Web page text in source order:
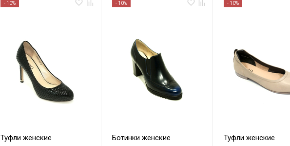
- 10%
Туфли женские
- 10%
Ботинки женские
- 10%
Туфли женские